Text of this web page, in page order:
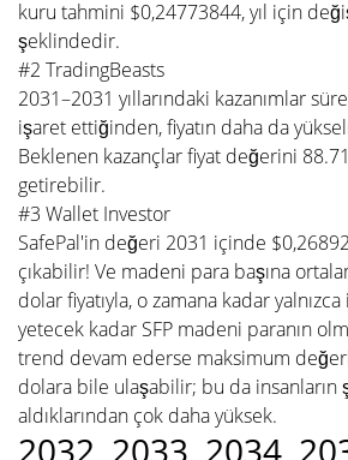
kuru tahmini $0,24773844, yıl için
şeklindedir.
#2 TradingBeasts
2031–2031 yıllarındaki kazanımlar
işaret ettiğinden, fiyatın daha da
Beklenen kazançlar fiyat değerini
getirebilir.
#3 Wallet Investor
SafePal'in değeri 2031 içinde
çıkabilir! Ve madeni para başına
dolar fiyatıyla, o zamana kadar
yetecek kadar SFP madeni paranın
trend devam ederse maksimum
dolara bile ulaşabilir; bu da insanların
aldıklarından çok daha yüksek.
2032, 2033, 2034,